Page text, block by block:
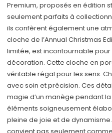
Premium, proposés en édition
seulement parfaits à
ils confèrent également une
cloche de l’Annual Christmas
limitée, est incontournable
décoration. Cette cloche en
véritable régal pour les sens.
avec soin et précision. Ces
magie d’un manège pendant
éléments soigneusement
pleine de joie et de